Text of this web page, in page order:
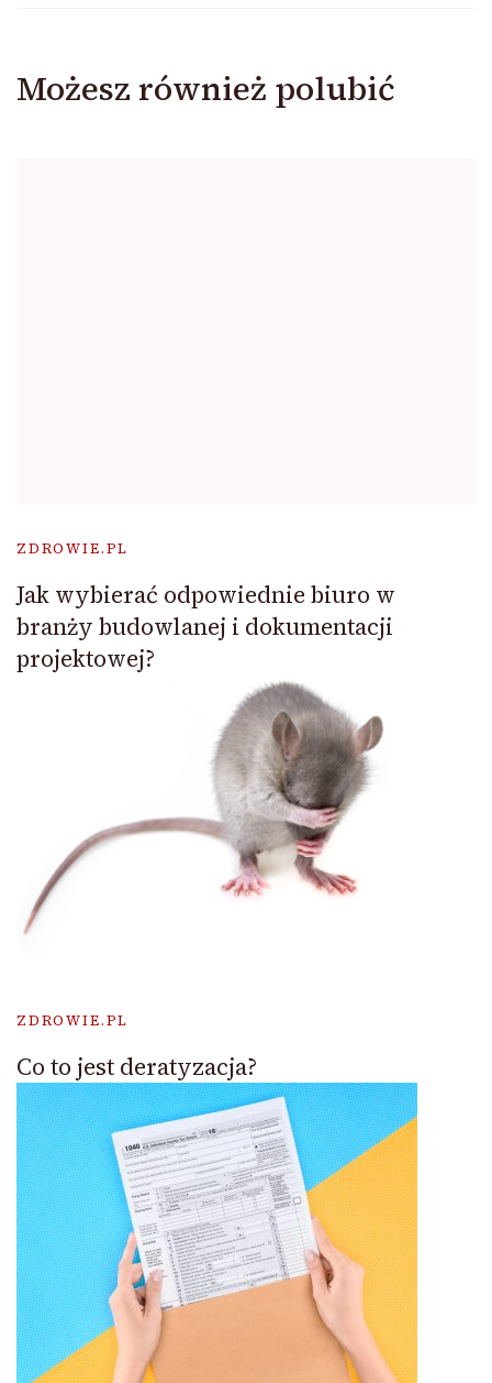
Możesz również polubić
ZDROWIE.PL
Jak wybierać odpowiednie biuro w
branży budowlanej i dokumentacji
projektowej?
ZDROWIE.PL
Co to jest deratyzacja?